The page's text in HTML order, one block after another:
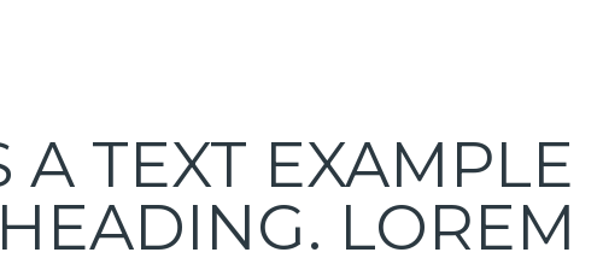
A TEXT EXAMPLE
LOREM